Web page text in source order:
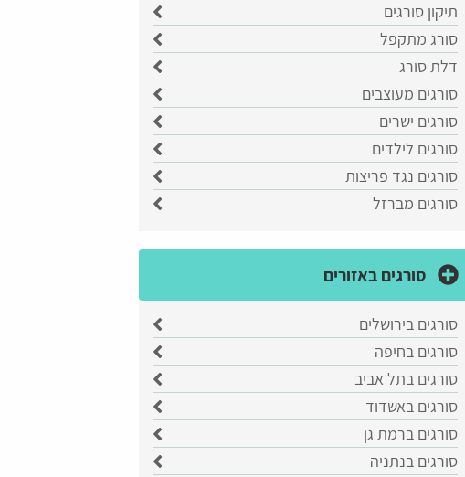
תיקון סורגים
סורג מתקפל
דלת סורג
סורגים מעוצבים
סורגים ישרים
סורגים לילדים
סורגים נגד פריצות
סורגים מברזל
סורגים באזורים
סורגים בירושלים
סורגים בחיפה
סורגים בתל אביב
סורגים באשדוד
סורגים ברמת גן
סורגים בנתניה